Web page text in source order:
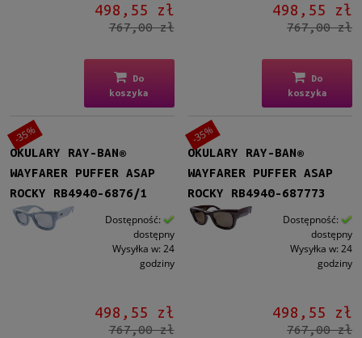
498,55 zł
767,00 zł
Do
koszyka
498,55 zł
767,00 zł
Do
koszyka
OKULARY RAY-BAN®
WAYFARER PUFFER ASAP
ROCKY RB4940-6876/1
Dostępność:
dostępny
Wysyłka w: 24
godziny
498,55 zł
767,00 zł
-35%
OKULARY RAY-BAN®
WAYFARER PUFFER ASAP
ROCKY RB4940-687773
Dostępność:
dostępny
Wysyłka w: 24
godziny
498,55 zł
767,00 zł
-35%